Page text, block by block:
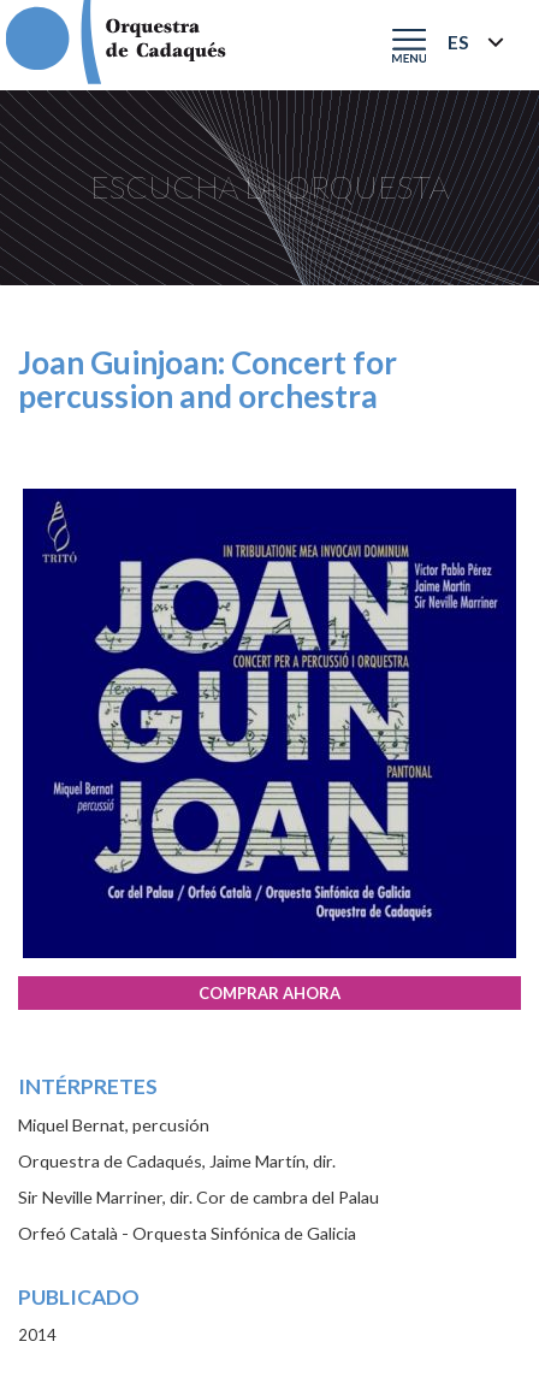
ESCUCHA LA ORQUESTA
Joan Guinjoan: Concert for
percussion and orchestra
COMPRAR AHORA
INTÉRPRETES
Miquel Bernat, percusión
Orquestra de Cadaqués, Jaime Martín, dir.
Sir Neville Marriner, dir. Cor de cambra del Palau
Orfeó Català - Orquesta Sinfónica de Galicia
PUBLICADO
2014